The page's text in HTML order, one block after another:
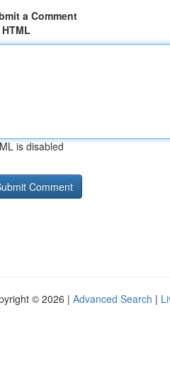
a Comment
is disabled
© 2026 | Advanced Search |